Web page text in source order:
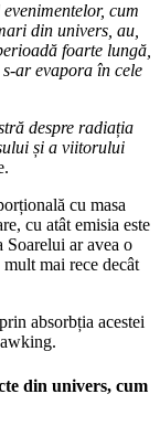
cum
din univers, au,
foarte lungă,
ar evapora în cele
despre radiația
și a viitorului
cu masa
cu atât emisia este
Soarelui ar avea o
mai rece decât
absorbția acestei
din univers, cum